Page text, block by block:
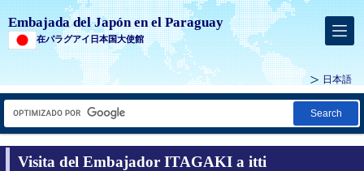
Embajada del Japón en el Paraguay
在パラグアイ日本国大使館
日本語
Search
Visita del Embajador ITAGAKI a itti